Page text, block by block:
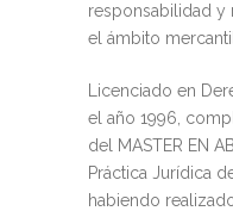
responsabilidad y
el ámbito
Licenciado en
el año 1996,
del MASTER EN
Práctica Jurídica
habiendo